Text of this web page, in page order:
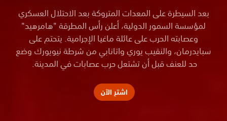
بعد السيطرة على المعدات المتروكة بعد الاحتلال العسكري
لمؤسسة السمور الدولية، أعلن رأس المطرقة "هامرهيد"
وعصابته الحرب على عائلة ماغيا الإجرامية. يتحتم على
سبايدرمان، والنقيب يوري واتانابي من شرطة نيويورك وضع
حد للعنف قبل أن تشتعل حرب عصابات في المدينة.
اشترِ الآن